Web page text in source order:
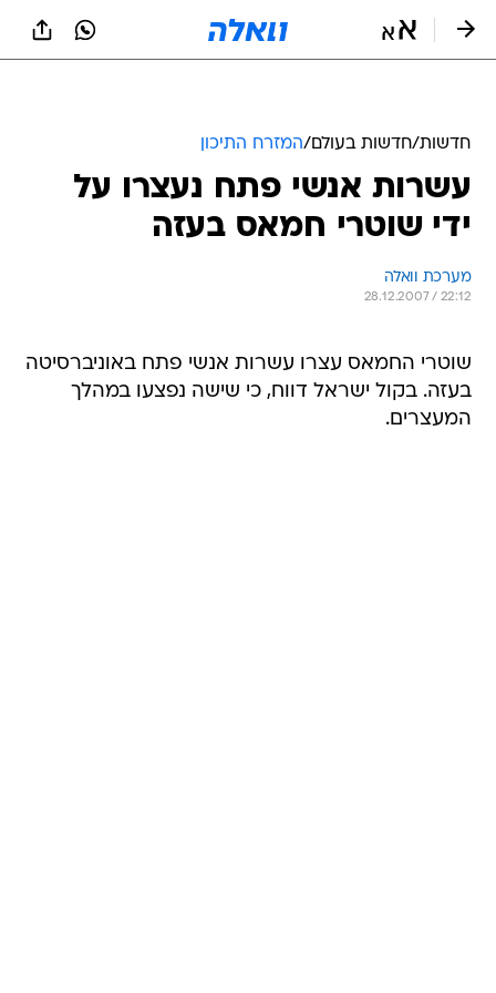
חדשות/חדשות בעולם/המזרח התיכון
עשרות אנשי פתח נעצרו על
ידי שוטרי חמאס בעזה
מערכת וואלה
28.12.2007 / 22:12
שוטרי החמאס עצרו עשרות אנשי פתח באוניברסיטה
בעזה. בקול ישראל דווח, כי שישה נפצעו במהלך
המעצרים.